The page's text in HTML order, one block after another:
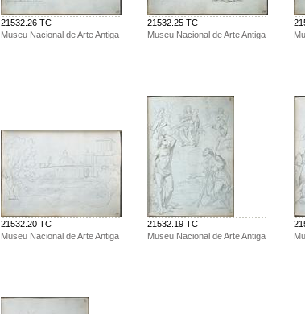
21532.26 TC
Museu Nacional de Arte Antiga
21532.25 TC
Museu Nacional de Arte Antiga
21532.20 TC
Museu Nacional de Arte Antiga
21532.19 TC
Museu Nacional de Arte Antiga